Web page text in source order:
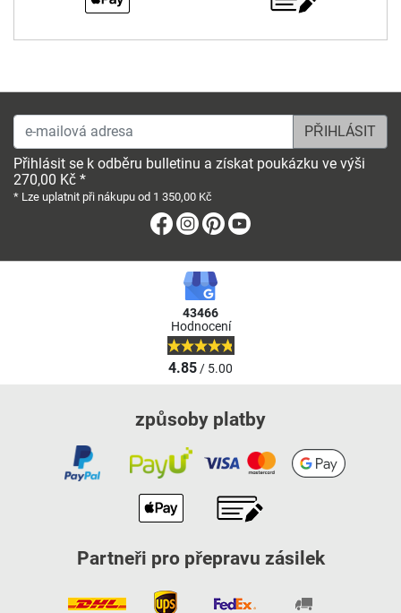
e-mailová adresa
Přihlásit se k odběru bulletinu a získat poukázku ve výši
270,00 Kč *
* Lze uplatnit při nákupu od 1 350,00 Kč
Facebook
Instagram
Pinterest
43466
Hodnocení
4.85/ 5.00
způsoby platby
Partneři pro přepravu zásilek